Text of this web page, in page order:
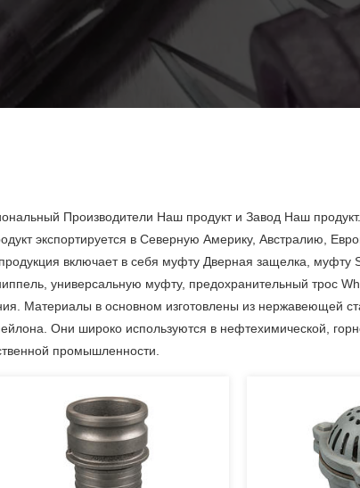
Производители Наш продукти Завод Наш продукт
экспортируется в Северную Америку, Австралию,
включает в себя муфту Дверная защелка, муфту
универсальную муфту, предохранительный трос
Материалы в основном изготовлены из нержавеющей
Они широко используются в нефтехимической,
промышленности.